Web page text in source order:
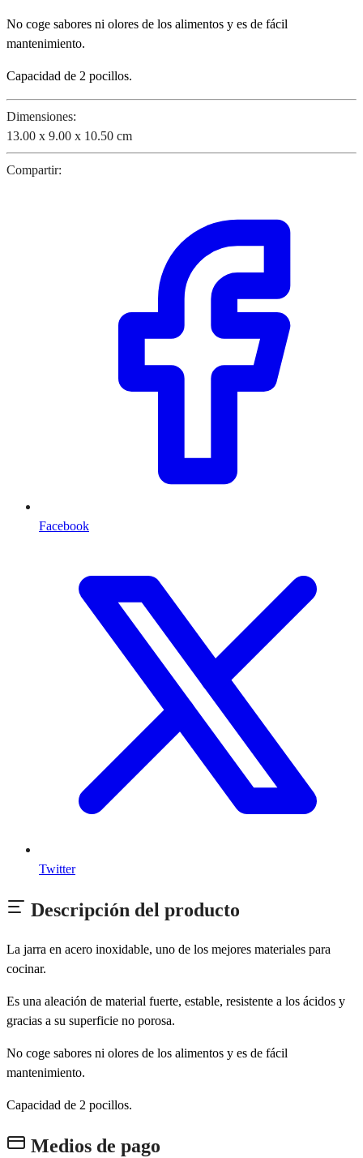
No coge sabores ni olores de los alimentos y es de fácil
mantenimiento.
Capacidad de 2 pocillos.
Dimensiones:
13.00 x 9.00 x 10.50 cm
Compartir:
Facebook
Twitter
Descripción del producto
La jarra en acero inoxidable, uno de los mejores materiales para
cocinar.
Es una aleación de material fuerte, estable, resistente a los ácidos y
gracias a su superficie no porosa.
No coge sabores ni olores de los alimentos y es de fácil
mantenimiento.
Capacidad de 2 pocillos.
Medios de pago